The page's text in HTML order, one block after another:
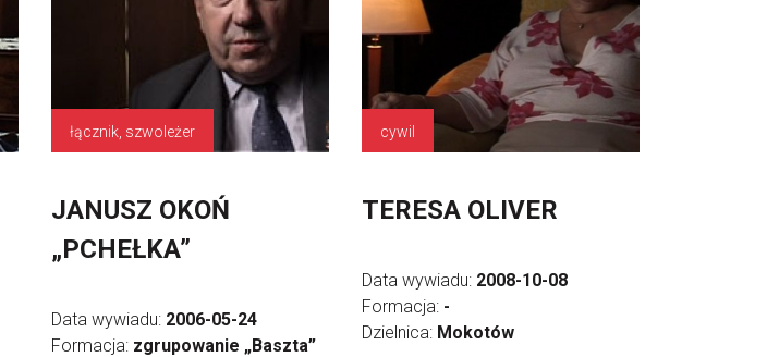
łącznik, szwoleżer
JANUSZ OKOŃ
„PCHEŁKA”
Data wywiadu: 2006-05-24
Formacja: zgrupowanie „Baszta”
cywil
TERESA OLIVER
Data wywiadu: 2008-10-08
Formacja: -
Dzielnica: Mokotów